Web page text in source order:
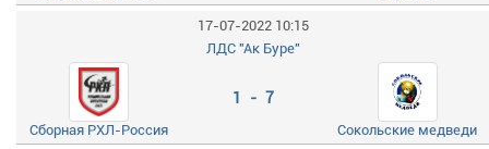
17-07-2022 10:15
ЛДС "Ак Буре"
Сборная РХЛ-Россия
1 - 7
Сокольские медведи